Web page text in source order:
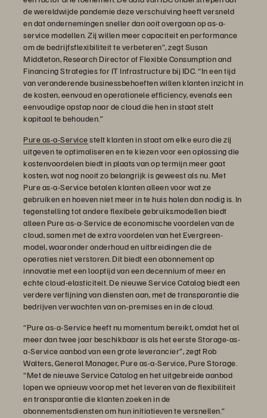
de wereldwijde pandemie deze verschuiving heeft versneld
en dat ondernemingen sneller dan ooit overgaan op as-a-
service modellen. Zij willen meer capaciteit en performance
om de bedrijfsflexibiliteit te verbeteren”, zegt Susan
Middleton, Research Director of Flexible Consumption and
Financing Strategies for IT Infrastructure bij IDC. “In een tijd
van veranderende businessbehoeften willen klanten inzicht in
de kosten, eenvoud en operationele efficiency, evenals een
eenvoudige opstap naar de cloud die hen in staat stelt
kapitaal te behouden.”
Pure as-a-Servicestelt klanten in staat om elke euro die zij
uitgeven te optimaliseren en te kiezen voor een oplossing die
kostenvoordelen biedt in plaats van op termijn meer gaat
kosten, wat nog nooit zo belangrijk is geweest als nu. Met
Pure as-a-Service betalen klanten alleen voor wat ze
gebruiken en hoeven niet meer in te huis halen dan nodig is. In
tegenstelling tot andere flexibele gebruiksmodellen biedt
alleen Pure as-a-Service de economische voordelen van de
cloud, samen met de extra voordelen van het Evergreen-
model, waaronder onderhoud en uitbreidingen die de
operaties niet verstoren. Dit biedt een abonnement op
innovatie met een looptijd van een decennium of meer en
echte cloud-elasticiteit. De nieuwe Service Catalog biedt een
verdere verfijning van diensten aan, met de transparantie die
bedrijven verwachten van on-premises en in de cloud.
“Pure as-a-Service heeft nu momentum bereikt, omdat het al
meer dan twee jaar beschikbaar is als het eerste Storage-as-
a-Service aanbod van een grote leverancier”, zegt Rob
Walters, General Manager, Pure as-a-Service, Pure Storage.
“Met de nieuwe Service Catalog en het uitgebreide aanbod
lopen we opnieuw voorop met het leveren van de flexibiliteit
en transparantie die klanten zoeken in de
abonnementsdiensten om hun initiatieven te versnellen.”